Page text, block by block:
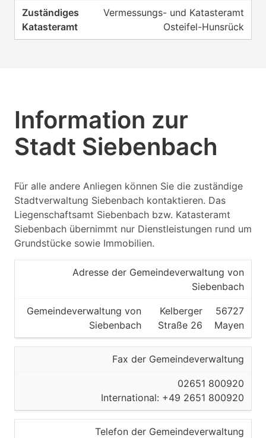
Vermessungs- und Katasteramt
Osteifel-Hunsrück
Information zur
Stadt Siebenbach
Für alle andere Anliegen können Sie die zuständige
Stadtverwaltung Siebenbach kontaktieren. Das
Liegenschaftsamt Siebenbach bzw. Katasteramt
Siebenbach übernimmt nur Dienstleistungen rund um
Grundstücke sowie Immobilien.
Adresse der Gemeindeverwaltung von
Siebenbach
Gemeindeverwaltung von
Siebenbach
Kelberger
Straße 26
56727
Mayen
Fax der Gemeindeverwaltung
02651 800920
International: +49 2651 800920
Telefon der Gemeindeverwaltung